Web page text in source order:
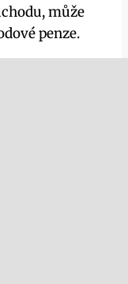
může
penze.